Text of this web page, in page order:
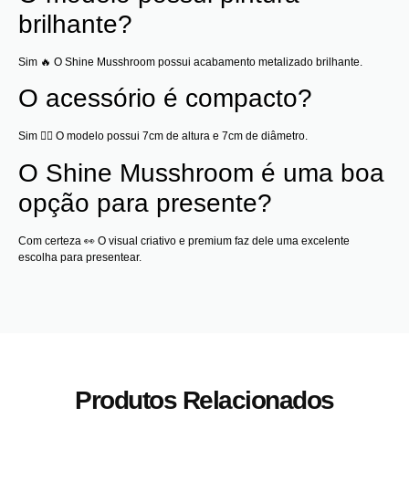
brilhante?
Sim 🔥 O Shine Musshroom possui acabamento metalizado brilhante.
O acessório é compacto?
Sim 😮‍💨 O modelo possui 7cm de altura e 7cm de diâmetro.
O Shine Musshroom é uma boa
opção para presente?
Com certeza 👀 O visual criativo e premium faz dele uma excelente
escolha para presentear.
Produtos Relacionados